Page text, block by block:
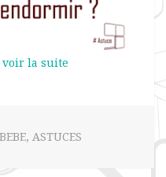
la suite
, ASTUCES